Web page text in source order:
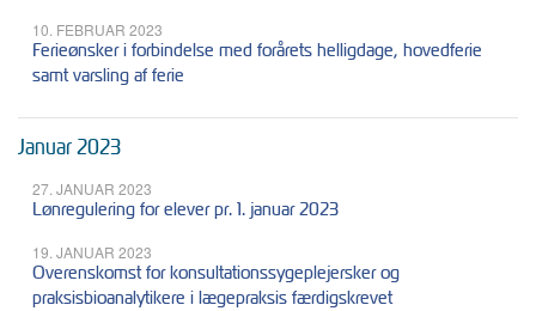
10. FEBRUAR 2023
Ferieønsker i forbindelse med forårets helligdage, hovedferie
samt varsling af ferie
Januar 2023
27. JANUAR 2023
Lønregulering for elever pr. 1. januar 2023
19. JANUAR 2023
Overenskomst for konsultationssygeplejersker og
praksisbioanalytikere i lægepraksis færdigskrevet